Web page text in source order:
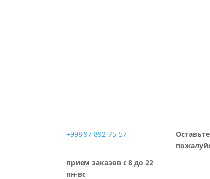
+998 97 892-75-57
прием заказов с 8 до 22
пн-вс